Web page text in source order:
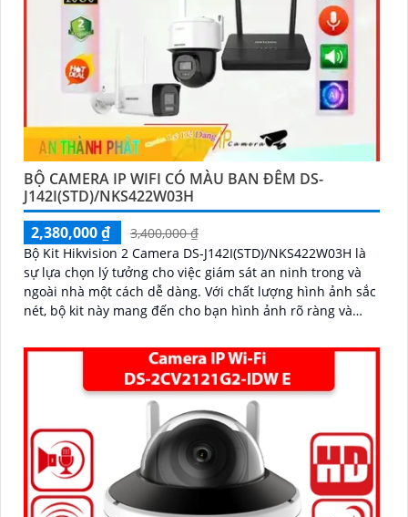
BỘ CAMERA IP WIFI CÓ MÀU BAN ĐÊM DS-
J142I(STD)/NKS422W03H
2,380,000 ₫
3,400,000 ₫
Bộ Kit Hikvision 2 Camera DS-J142I(STD)/NKS422W03H là
sự lựa chọn lý tưởng cho việc giám sát an ninh trong và
ngoài nhà một cách dễ dàng. Với chất lượng hình ảnh sắc
nét, bộ kit này mang đến cho bạn hình ảnh rõ ràng và